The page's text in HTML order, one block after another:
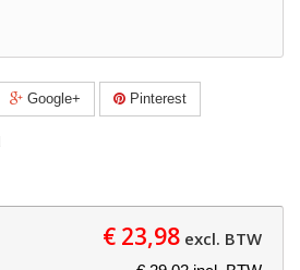
Google+ Pinterest
€ 23,98 excl. BTW